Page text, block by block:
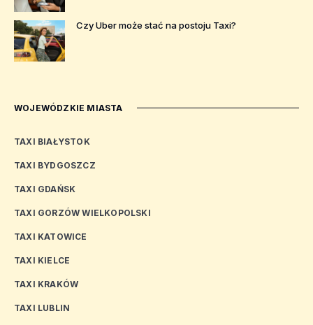
Czy Uber może stać na postoju Taxi?
WOJEWÓDZKIE MIASTA
TAXI BIAŁYSTOK
TAXI BYDGOSZCZ
TAXI GDAŃSK
TAXI GORZÓW WIELKOPOLSKI
TAXI KATOWICE
TAXI KIELCE
TAXI KRAKÓW
TAXI LUBLIN